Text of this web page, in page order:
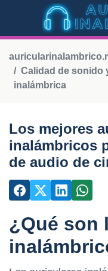
Calidad de sonido
inalámbrica
Los mejores
inalámbricos
de audio de
¿Qué son